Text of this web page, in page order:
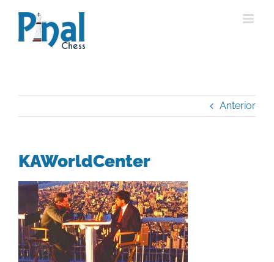
contenido
Anterior
KAWorldCenter